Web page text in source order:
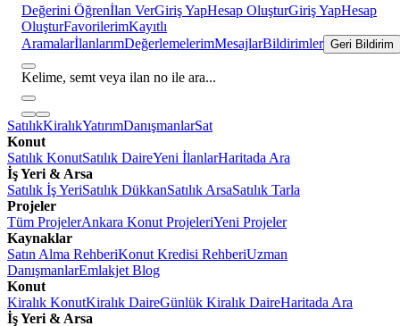
Değerini Öğrenİlan VerGiriş YapHesap OluşturGiriş YapHesap
OluşturFavorilerimKayıtlı
AramalarİlanlarımDeğerlemelerimMesajlarBildirimler Geri Bildirim
Kelime, semt veya ilan no ile ara...
SatılıkKiralıkYatırımDanışmanlarSat
Konut
Satılık KonutSatılık DaireYeni İlanlarHaritada Ara
İş Yeri & Arsa
Satılık İş YeriSatılık DükkanSatılık ArsaSatılık Tarla
Projeler
Tüm ProjelerAnkara Konut ProjeleriYeni Projeler
Kaynaklar
Satın Alma RehberiKonut Kredisi RehberiUzman
DanışmanlarEmlakjet Blog
Konut
Kiralık KonutKiralık DaireGünlük Kiralık DaireHaritada Ara
İş Yeri & Arsa